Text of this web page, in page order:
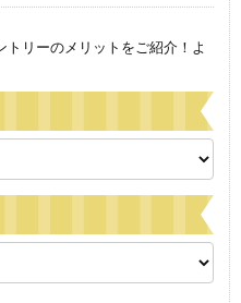
トリーのメリットをご紹介！よ